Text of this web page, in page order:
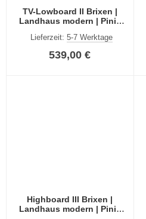
TV-Lowboard II Brixen |
Landhaus modern | Pinie
Lieferzeit: 5-7 Werktage
539,00 €
Highboard III Brixen |
Landhaus modern | Pinie